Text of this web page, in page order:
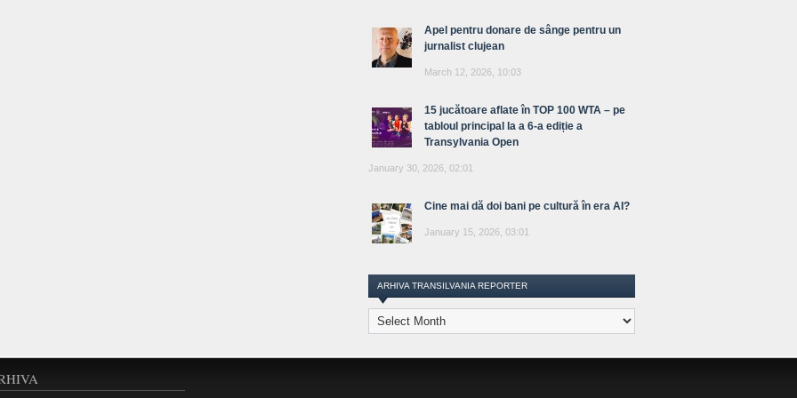
Apel pentru donare de sânge pentru un
jurnalist clujean
March 12, 2026, 10:03
15 jucătoare aflate în TOP 100 WTA – pe
tabloul principal la a 6-a ediție a
Transylvania Open
January 30, 2026, 02:01
Cine mai dă doi bani pe cultură în era AI?
January 15, 2026, 03:01
ARHIVA TRANSILVANIA REPORTER
Arhiva
Transilvania